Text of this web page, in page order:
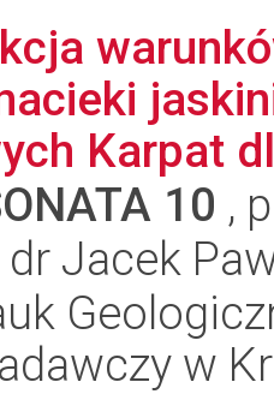
Karpat
10 ,
Jacek
w